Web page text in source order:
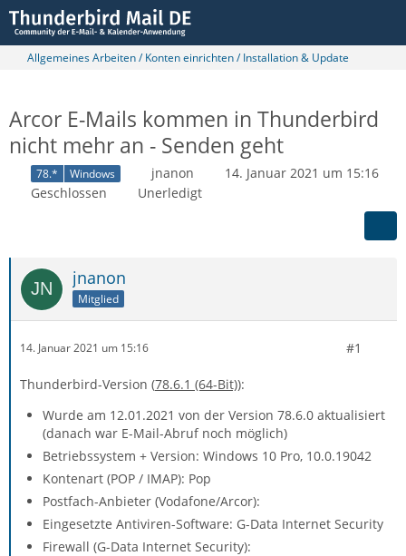
Allgemeines Arbeiten / Konten einrichten / Installation & Update
Arcor E-Mails kommen in Thunderbird
nicht mehr an - Senden geht
78.* Windows jnanon
14. Januar 2021 um 15:16
Geschlossen
Unerledigt
jnanon
Mitglied
14. Januar 2021 um 15:16 #1
Thunderbird-Version (78.6.1 (64-Bit)):
Wurde am 12.01.2021 von der Version 78.6.0 aktualisiert
(danach war E-Mail-Abruf noch möglich)
Betriebssystem + Version: Windows 10 Pro, 10.0.19042
Kontenart (POP / IMAP): Pop
Postfach-Anbieter (Vodafone/Arcor):
Eingesetzte Antiviren-Software: G-Data Internet Security
Firewall (G-Data Internet Security):